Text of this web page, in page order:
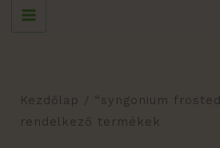
Kezdőlap / “syngonium
rendelkező termékek